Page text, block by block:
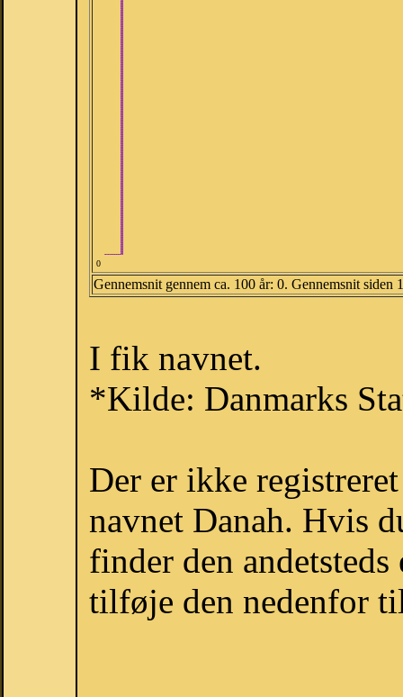
0
Gennemsnit gennem ca. 100 år: 0. Gennemsnit siden
I fik navnet.
*Kilde: Danmarks
Der er ikke
navnet Danah. Hvis
finder den
tilføje den nedenfor